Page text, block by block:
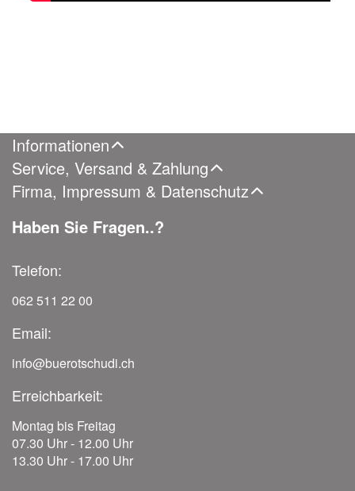
Informationen
Service, Versand & Zahlung
Firma, Impressum & Datenschutz
Haben Sie Fragen..?
Telefon:
062 511 22 00
Email:
info@buerotschudi.ch
Erreichbarkeit:
Montag bis Freitag
07.30 Uhr - 12.00 Uhr
13.30 Uhr - 17.00 Uhr